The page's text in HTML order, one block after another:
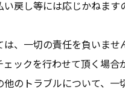
戻し等には応じかねます
、一切の責任を負いませ
ックを行わせて頂く場合
のトラブルについて、一